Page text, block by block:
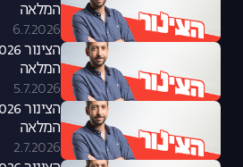
המלאה
6.7.2026
המלאה
5.7.2026
המלאה
2.7.2026